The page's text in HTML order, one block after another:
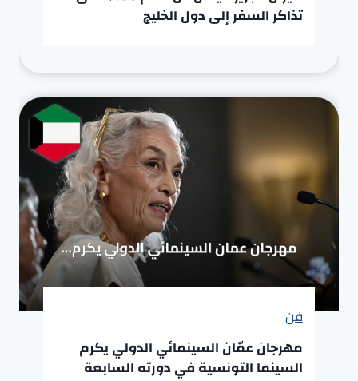
تذاكر السفر إلى دول الخليج
فن
مهرجان عمّان السينمائي الدولي يكرم
السينما التونسية في دورته السابعة